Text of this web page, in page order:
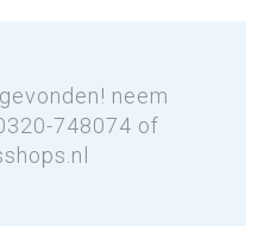
neem
748074 of